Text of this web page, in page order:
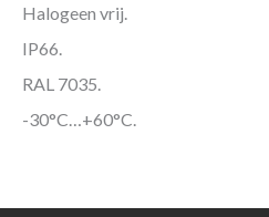
Halogeen vrij.
IP66.
RAL 7035.
-30°C…+60°C.